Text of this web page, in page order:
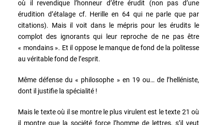
où il revendique l’honneur d’être érudit (non pas d’une
érudition d’étalage cf. Herille en 64 qui ne parle que par
citations). Mais il voit dans le mépris pour les érudits le
complot des ignorants qui leur reproche de ne pas être
« mondains ». Et il oppose le manque de fond de la politesse
au véritable fond de l’esprit.
Même défense du « philosophe » en 19 ou… de l’helléniste,
dont il justifie la spécialité !
Mais le texte où il se montre le plus virulent est le texte 21 où
il montre que la société force l’homme de lettres, s’il veut